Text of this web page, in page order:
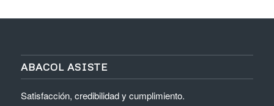
ABACOL ASISTE
Satisfacción, credibilidad y cumplimiento.